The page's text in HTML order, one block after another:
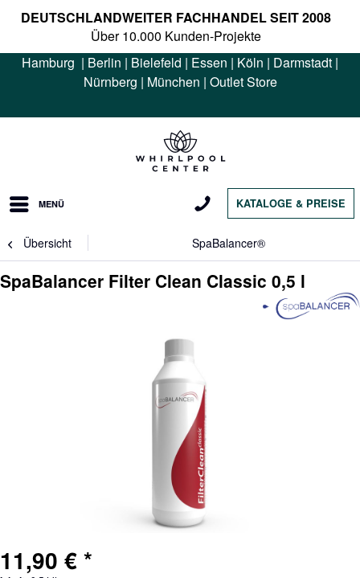
DEUTSCHLANDWEITER FACHHANDEL SEIT 2008
Über 10.000 Kunden-Projekte
Hamburg | Berlin | Bielefeld | Essen | Köln | Darmstadt |
Nürnberg | München | Outlet Store
MENÜ KATALOGE & PREISE
Übersicht SpaBalancer®
SpaBalancer Filter Clean Classic 0,5 l
11,90 € *